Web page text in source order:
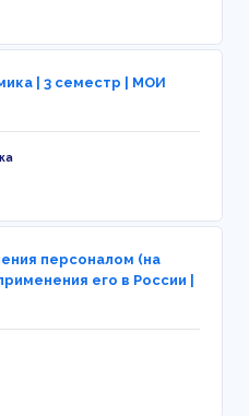
| 3 семестр | МОИ
персоналом (на
его в России |